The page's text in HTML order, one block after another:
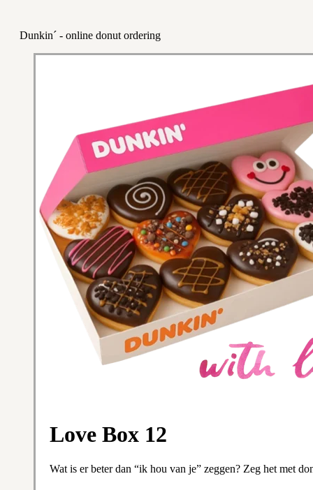
Dunkin´ - online donut ordering
Love Box 12
Wat is er beter dan “ik hou van je” zeggen? Zeg het met